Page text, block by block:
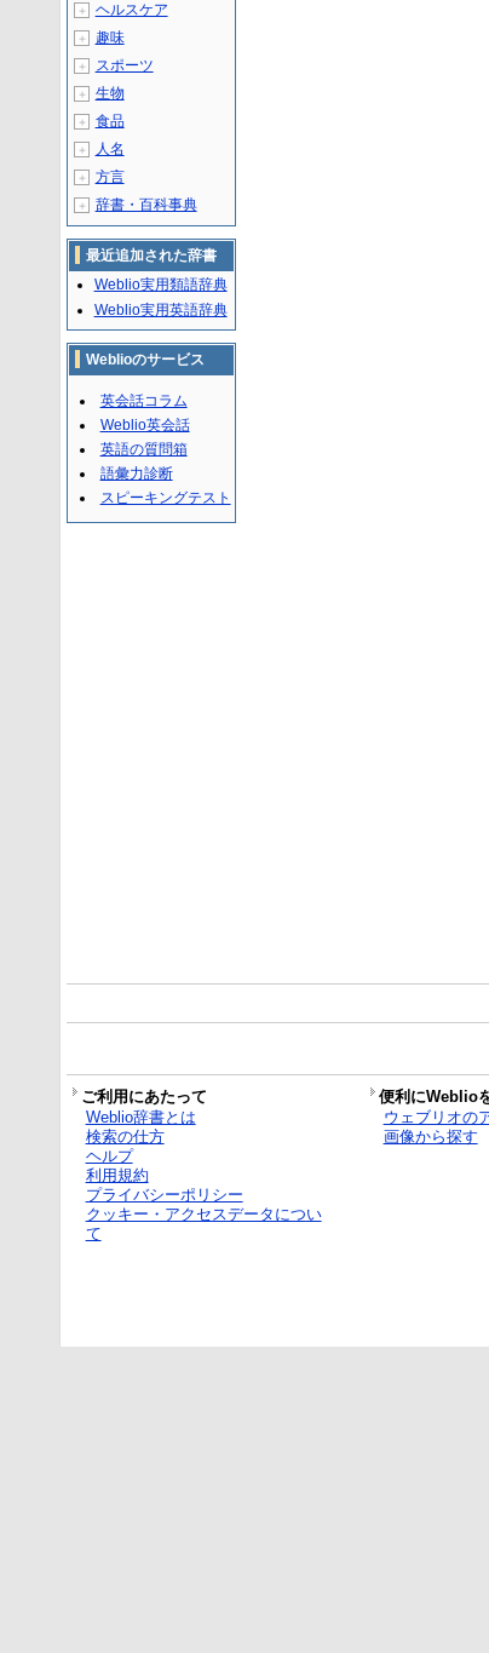
＋ ヘルスケア
＋ 趣味
＋ スポーツ
＋ 生物
＋ 食品
＋ 人名
＋ 方言
＋ 辞書・百科事典
最近追加された辞書
Weblio実用類語辞典
Weblio実用英語辞典
Weblioのサービス
英会話コラム
Weblio英会話
英語の質問箱
語彙力診断
スピーキングテスト
ご利用にあたって 便利にWeblio
Weblio辞書とは
検索の仕方
ヘルプ
利用規約
プライバシーポリシー
クッキー・アクセスデータについ
て
ウェブリオの
画像から探す